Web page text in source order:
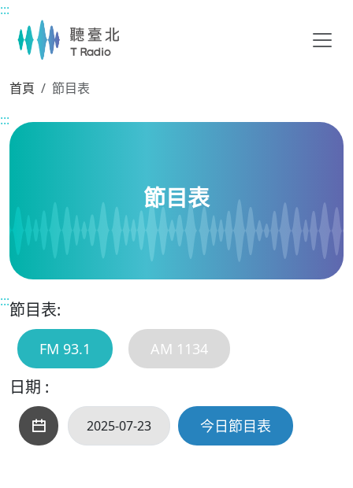
主要內容區塊
:::
首頁
節目表
:::
節目表
:::節目表:
FM 93.1 AM 1134
日期 :
今日節目表